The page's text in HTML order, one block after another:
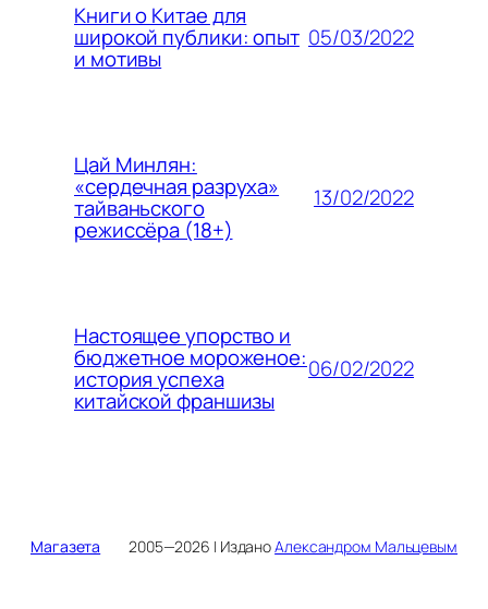
Книги о Китае для
широкой публики: опыт
и мотивы
05/03/2022
Цай Минлян:
«сердечная разруха»
тайваньского
режиссёра (18+)
13/02/2022
Настоящее упорство и
бюджетное мороженое:
история успеха
китайской франшизы
06/02/2022
Магазета 2005—2026 | ИзданоАлександром Мальцевым